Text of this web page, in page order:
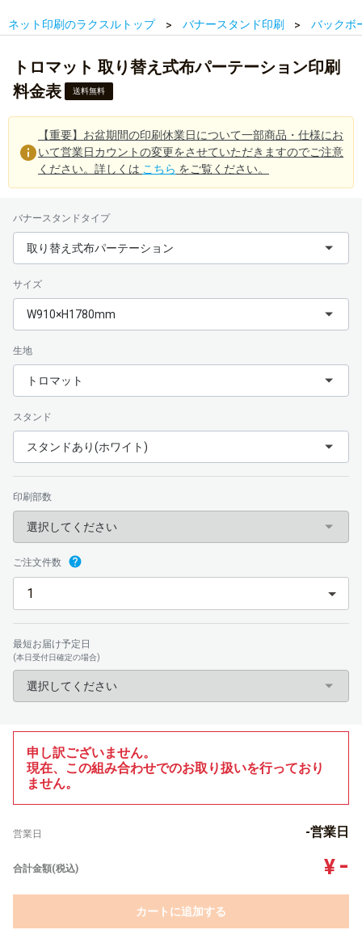
ネット印刷のラクスルトップ バナースタンド印刷 バックボ
トロマット 取り替え式布パーテーション印刷
料金表
送料無料
【重要】お盆期間の印刷休業日について一部商品・仕様にお
いて営業日カウントの変更をさせていただきますのでご注意
ください。詳しくは こちら をご覧ください。
バナースタンドタイプ
取り替え式布パーテーション
サイズ
W910×H1780mm
生地
トロマット
スタンド
スタンドあり(ホワイト)
印刷部数
選択してください
ご注文件数
最短お届け予定日
(本日受付日確定の場合)
選択してください
申し訳ございません。
現在、この組み合わせでのお取り扱いを行っており
ません。
営業日 -営業日
合計金額(税込) ¥ -
カートに追加する